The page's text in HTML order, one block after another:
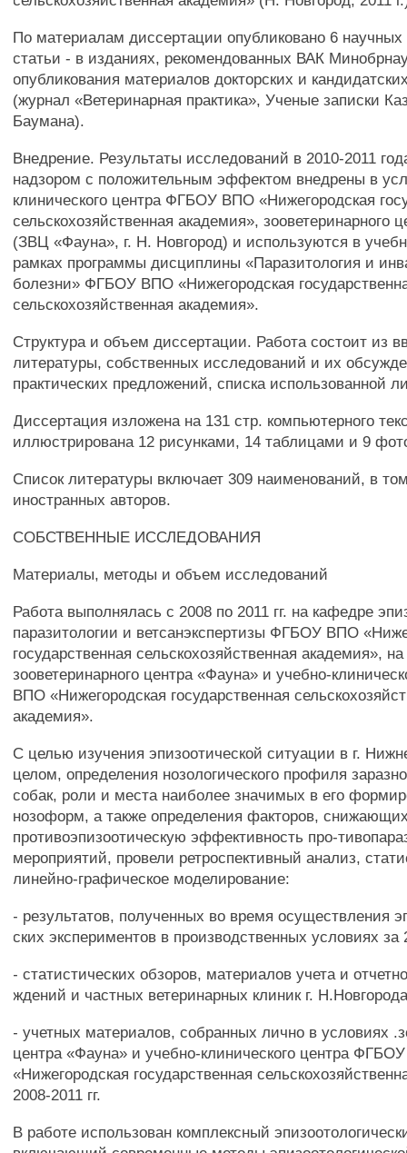
По материалам диссертации опубликовано 6 научных
статьи - в изданиях, рекомендованных ВАК
опубликования материалов докторских и
(журнал «Ветеринарная практика», Ученые записки
Баумана).
Внедрение. Результаты исследований в 2010-2011
надзором с положительным эффектом внедрены в
клинического центра ФГБОУ ВПО «Нижегородская
сельскохозяйственная академия», зооветеринарного
(ЗВЦ «Фауна», г. Н. Новгород) и используются в
рамках программы дисциплины «Паразитология и
болезни» ФГБОУ ВПО «Нижегородская
сельскохозяйственная академия».
Структура и объем диссертации. Работа состоит из
литературы, собственных исследований и их
практических предложений, списка использованной
Диссертация изложена на 131 стр. компьютерного
иллюстрирована 12 рисунками, 14 таблицами и 9
Список литературы включает 309 наименований, в
иностранных авторов.
СОБСТВЕННЫЕ ИССЛЕДОВАНИЯ
Материалы, методы и объем исследований
Работа выполнялась с 2008 по 2011 гг. на кафедре
паразитологии и ветсанэкспертизы ФГБОУ ВПО
государственная сельскохозяйственная академия»,
зооветеринарного центра «Фауна» и учебно-
ВПО «Нижегородская государственная
академия».
С целью изучения эпизоотической ситуации в г.
целом, определения нозологического профиля
собак, роли и места наиболее значимых в его
нозоформ, а также определения факторов,
противоэпизоотическую эффективность про-
мероприятий, провели ретроспективный анализ,
линейно-графическое моделирование:
- результатов, полученных во время осуществления
ских экспериментов в производственных условиях за
- статистических обзоров, материалов учета и
ждений и частных ветеринарных клиник г. Н.Новгорода
- учетных материалов, собранных лично в условиях
центра «Фауна» и учебно-клинического центра
«Нижегородская государственная
2008-2011 гг.
В работе использован комплексный